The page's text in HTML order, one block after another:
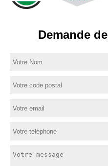
Demande